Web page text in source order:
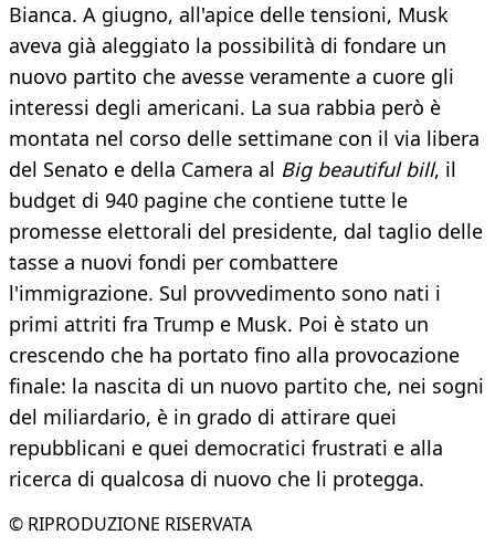
Bianca. A giugno, all'apice delle tensioni, Musk
aveva già aleggiato la possibilità di fondare un
nuovo partito che avesse veramente a cuore gli
interessi degli americani. La sua rabbia però è
montata nel corso delle settimane con il via libera
del Senato e della Camera al Big beautiful bill, il
budget di 940 pagine che contiene tutte le
promesse elettorali del presidente, dal taglio delle
tasse a nuovi fondi per combattere
l'immigrazione. Sul provvedimento sono nati i
primi attriti fra Trump e Musk. Poi è stato un
crescendo che ha portato fino alla provocazione
finale: la nascita di un nuovo partito che, nei sogni
del miliardario, è in grado di attirare quei
repubblicani e quei democratici frustrati e alla
ricerca di qualcosa di nuovo che li protegga.
© RIPRODUZIONE RISERVATA